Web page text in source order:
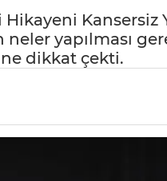
Kansersiz
yapılması
dikkat çekti.